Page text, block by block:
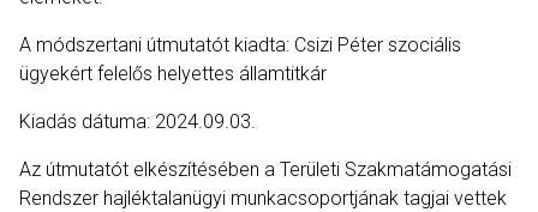
A módszertani útmutatót kiadta: Csizi Péter szociális
ügyekért felelős helyettes államtitkár
Kiadás dátuma: 2024.09.03.
Az útmutatót elkészítésében a Területi Szakmatámogatási
Rendszer hajléktalanügyi munkacsoportjának tagjai vettek